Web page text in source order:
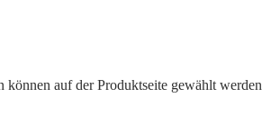
auf der Produktseite gewählt werden